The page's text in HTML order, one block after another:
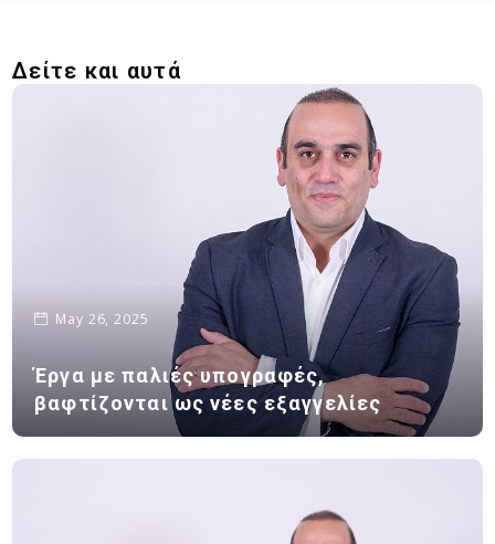
Δείτε και αυτά
May 26, 2025
Έργα με παλιές υπογραφές,
βαφτίζονται ως νέες εξαγγελίες